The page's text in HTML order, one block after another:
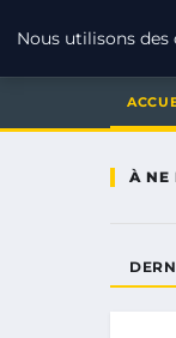
À NE
Nous utilisons